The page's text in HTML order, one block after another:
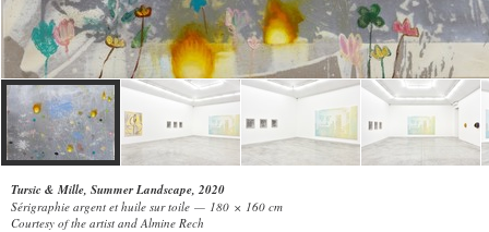
Tursic & Mille, Summer Landscape, 2020
Sérigraphie argent et huile sur toile — 180 × 160 cm
Courtesy of the artist and Almine Rech